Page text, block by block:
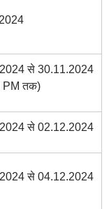
से 30.11.2024
PM तक)
से 02.12.2024
से 04.12.2024